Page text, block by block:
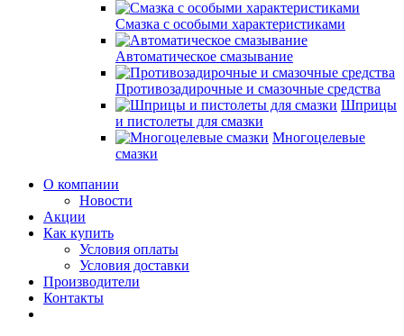
Смазка с особыми характеристиками
Автоматическое смазывание
Противозадирочные и смазочные средства
Шприцы
и пистолеты для смазки
Многоцелевые
смазки
О компании
Новости
Акции
Как купить
Условия оплаты
Условия доставки
Производители
Контакты